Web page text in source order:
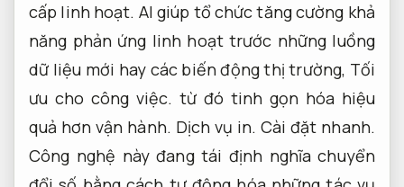
cấp linh hoạt. AI giúp tổ chức tăng cường khả
năng phản ứng linh hoạt trước những luồng
dữ liệu mới hay các biến động thị trường, Tối
ưu cho công việc. từ đó tinh gọn hóa hiệu
quả hơn vận hành. Dịch vụ in. Cài đặt nhanh.
Công nghệ này đang tái định nghĩa chuyển